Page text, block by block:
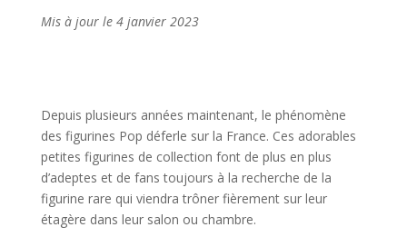
Mis à jour le 4 janvier 2023
Depuis plusieurs années maintenant, le phénomène
des figurines Pop déferle sur la France. Ces adorables
petites figurines de collection font de plus en plus
d’adeptes et de fans toujours à la recherche de la
figurine rare qui viendra trôner fièrement sur leur
étagère dans leur salon ou chambre.